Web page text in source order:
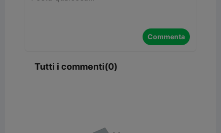
Commenta
Tutti i commenti(0)